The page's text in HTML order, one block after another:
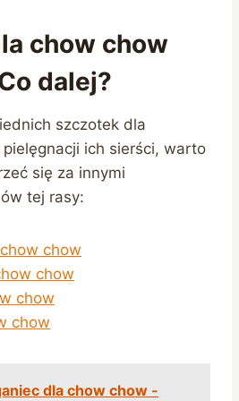
chow chow
dalej?
szczotek dla
ich sierści, warto
się za innymi
tej rasy:
chow
chow
chow
chow
dla chow chow -